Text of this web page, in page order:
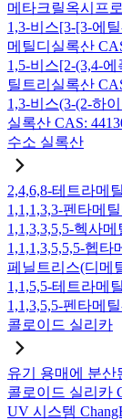
메타크릴옥시프
1,3-비스[3-[3-에
메틸디실록산
1,5-비스[2-(3,4-
틸트리실록산
1,3-비스(3-(2-하
실록산 CAS:
수소 실록산
2,4,6,8-테트라메
1,1,1,3,3-펜타메
1,1,3,3,5,5-헥사
1,1,1,3,5,5,5-헵타
페닐트리스(디메
1,1,5,5-테트라메
1,1,3,5,5-펜타메
콜로이드 실리카
유기 용매에 분산
콜로이드 실리카
UV 시스템